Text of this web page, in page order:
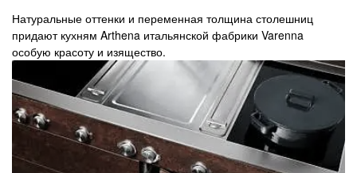
Натуральные оттенки и переменная толщина столешниц
придают кухням Arthena итальянской фабрики Varenna
особую красоту и изящество.